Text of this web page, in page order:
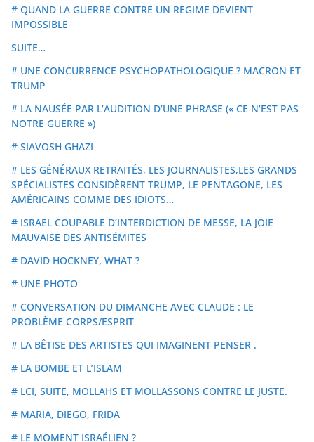
# QUAND LA GUERRE CONTRE UN REGIME DEVIENT
IMPOSSIBLE
SUITE…
# UNE CONCURRENCE PSYCHOPATHOLOGIQUE ? MACRON ET
TRUMP
# LA NAUSÉE PAR L’AUDITION D’UNE PHRASE (« CE N’EST PAS
NOTRE GUERRE »)
# SIAVOSH GHAZI
# LES GÉNÉRAUX RETRAITÉS, LES JOURNALISTES,LES GRANDS
SPÉCIALISTES CONSIDÈRENT TRUMP, LE PENTAGONE, LES
AMÉRICAINS COMME DES IDIOTS…
# ISRAEL COUPABLE D’INTERDICTION DE MESSE, LA JOIE
MAUVAISE DES ANTISÉMITES
# DAVID HOCKNEY, WHAT ?
# UNE PHOTO
# CONVERSATION DU DIMANCHE AVEC CLAUDE : LE
PROBLÈME CORPS/ESPRIT
# LA BÊTISE DES ARTISTES QUI IMAGINENT PENSER .
# LA BOMBE ET L’ISLAM
# LCI, SUITE, MOLLAHS ET MOLLASSONS CONTRE LE JUSTE.
# MARIA, DIEGO, FRIDA
# LE MOMENT ISRAÉLIEN ?